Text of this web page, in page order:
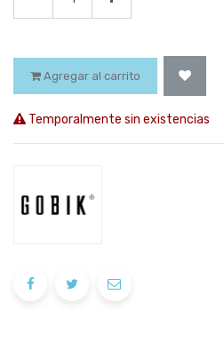
Agregar al carrito
Temporalmente sin existencias